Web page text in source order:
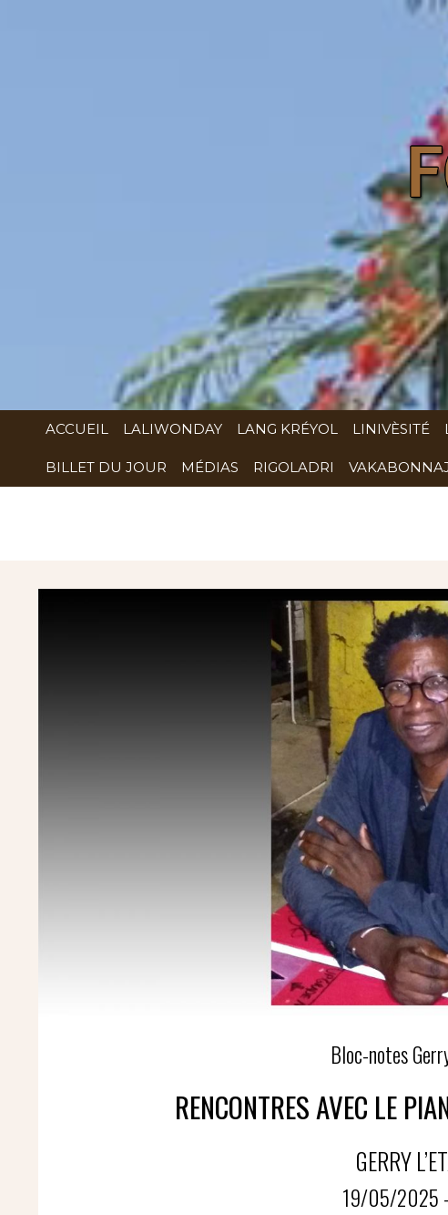
ACCUEIL LALIWONDAY LANG KRÉYOL LINIVÈSITÉ
BILLET DU JOUR MÉDIAS RIGOLADRI
Bloc-notes
RENCONTRES AVEC LE
GERRY
19/05/2025